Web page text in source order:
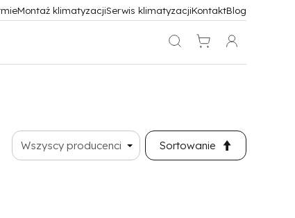
Montaż klimatyzacjiSerwis klimatyzacjiKontaktBlog
Sortowanie